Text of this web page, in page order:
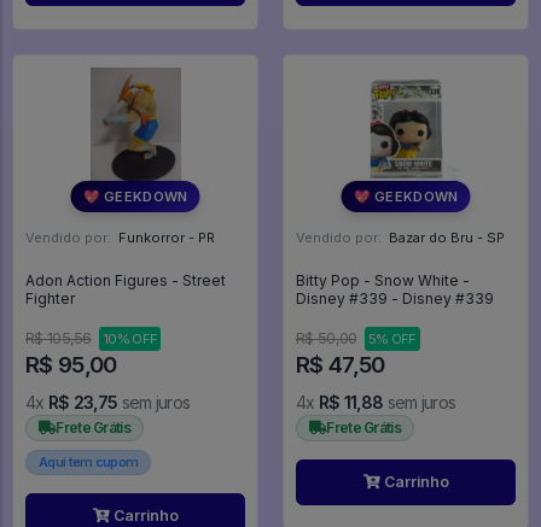
💖 GEEKDOWN
Vendido por: Funkorror - PR
Adon Action Figures - Street
Fighter
R$ 105,56 10% OFF
R$ 95,00
4x R$ 23,75 sem juros
Frete Grátis
Aqui tem cupom
Carrinho
💖 GEEKDOWN
Vendido por: Bazar do Bru - SP
Bitty Pop - Snow White -
Disney #339 - Disney #339
R$ 50,00 5% OFF
R$ 47,50
4x R$ 11,88 sem juros
Frete Grátis
Carrinho